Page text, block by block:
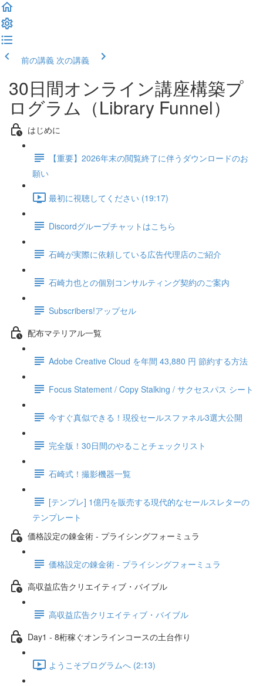
前の講義 次の講義
30日間オンライン講座構築プ
ログラム（Library Funnel）
はじめに
【重要】2026年末の閲覧終了に伴うダウンロードのお
願い
最初に視聴してください (19:17)
Discordグループチャットはこちら
石崎が実際に依頼している広告代理店のご紹介
石崎力也との個別コンサルティング契約のご案内
Subscribers!アップセル
配布マテリアル一覧
Adobe Creative Cloud を年間 43,880 円 節約する方法
Focus Statement / Copy Stalking / サクセスパス シート
今すぐ真似できる！現役セールスファネル3選大公開
完全版！30日間のやることチェックリスト
石崎式！撮影機器一覧
[テンプレ] 1億円を販売する現代的なセールスレターの
テンプレート
価格設定の錬金術 - プライシングフォーミュラ
価格設定の錬金術 - プライシングフォーミュラ
高収益広告クリエイティブ・バイブル
高収益広告クリエイティブ・バイブル
Day1 - 8桁稼ぐオンラインコースの土台作り
ようこそプログラムへ (2:13)